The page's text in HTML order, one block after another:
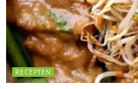
RECEPTEN